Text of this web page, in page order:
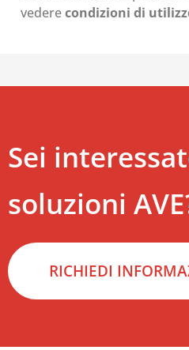
vederecondizioni di
Sei
soluzioni
RICHIEDI